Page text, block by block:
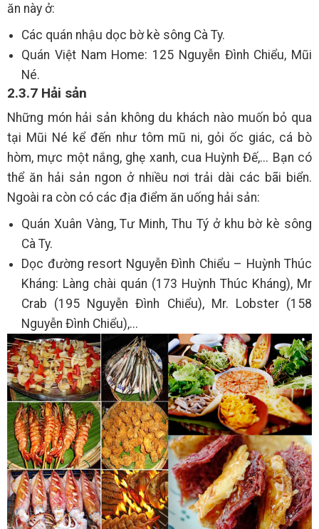
ăn này ở:
Các quán nhậu dọc bờ kè sông Cà Ty.
Quán Việt Nam Home: 125 Nguyễn Đình Chiểu, Mũi
Né.
2.3.7 Hải sản
Những món hải sản không du khách nào muốn bỏ qua
tại Mũi Né kể đến như tôm mũ ni, gỏi ốc giác, cá bò
hòm, mực một nắng, ghẹ xanh, cua Huỳnh Đế,... Bạn có
thể ăn hải sản ngon ở nhiều nơi trải dài các bãi biển.
Ngoài ra còn có các địa điểm ăn uống hải sản:
Quán Xuân Vàng, Tư Minh, Thu Tý ở khu bờ kè sông
Cà Ty.
Dọc đường resort Nguyễn Đình Chiểu – Huỳnh Thúc
Kháng: Làng chài quán (173 Huỳnh Thúc Kháng), Mr
Crab (195 Nguyễn Đình Chiểu), Mr. Lobster (158
Nguyễn Đình Chiểu),...